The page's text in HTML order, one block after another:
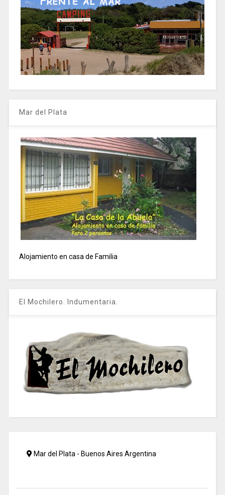
Mar del Plata
Alojamiento en casa de Familia
El Mochilero. Indumentaria.
Mar del Plata - Buenos Aires Argentina